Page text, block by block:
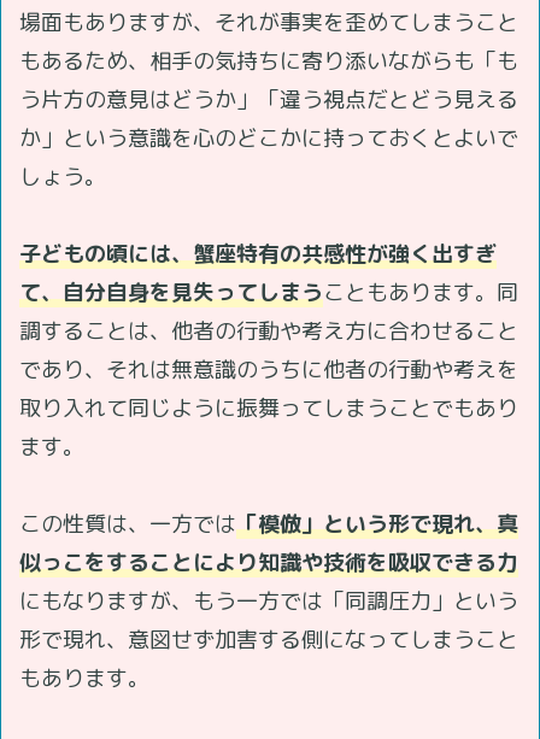
場面もありますが、それが事実を歪めてしまうこと
もあるため、相手の気持ちに寄り添いながらも「も
う片方の意見はどうか」「違う視点だとどう見える
か」という意識を心のどこかに持っておくとよいで
しょう。
子どもの頃には、蟹座特有の共感性が強く出すぎ
て、自分自身を見失ってしまうこともあります。同
調することは、他者の行動や考え方に合わせること
であり、それは無意識のうちに他者の行動や考えを
取り入れて同じように振舞ってしまうことでもあり
ます。
この性質は、一方では「模倣」という形で現れ、真
似っこをすることにより知識や技術を吸収できる力
にもなりますが、もう一方では「同調圧力」という
形で現れ、意図せず加害する側になってしまうこと
もあります。